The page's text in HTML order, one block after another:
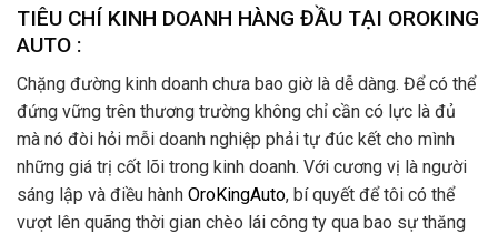
TIÊU CHÍ KINH DOANH HÀNG ĐẦU TẠI OROKING
AUTO :
Chặng đường kinh doanh chưa bao giờ là dễ dàng. Để có thể
đứng vững trên thương trường không chỉ cần có lực là đủ
mà nó đòi hỏi mỗi doanh nghiệp phải tự đúc kết cho mình
những giá trị cốt lõi trong kinh doanh. Với cương vị là người
sáng lập và điều hành OroKingAuto, bí quyết để tôi có thể
vượt lên quãng thời gian chèo lái công ty qua bao sự thăng